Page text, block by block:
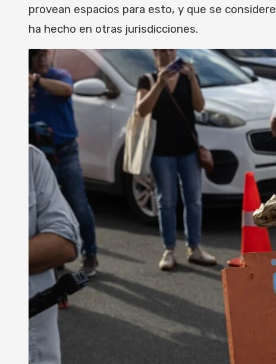
provean espacios para esto, y que se
ha hecho en otras jurisdicciones.